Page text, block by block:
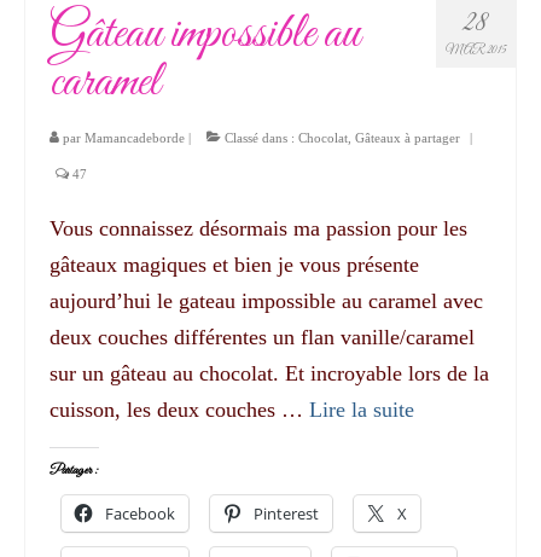
28
MAR 2015
Gâteau impossible au
caramel
par Mamancadeborde | Classé dans : Chocolat Gâteaux à partager |
47
Vous connaissez désormais ma passion pour les
gâteaux magiques et bien je vous présente
aujourd’hui le gateau impossible au caramel avec
deux couches différentes un flan vanille/caramel
sur un gâteau au chocolat. Et incroyable lors de la
cuisson, les deux couches … Lire la suite­­
Partager :
Facebook Pinterest X